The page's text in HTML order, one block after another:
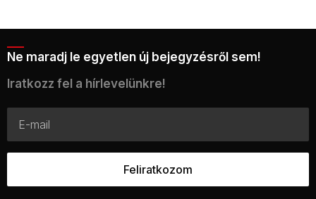
Ne maradj le egyetlen új bejegyzésről sem!
Iratkozz fel a hírlevelünkre!